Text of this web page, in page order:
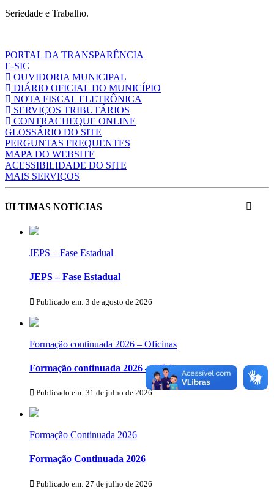
Seriedade e Trabalho.
PORTAL DA TRANSPARÊNCIA
E-SIC
OUVIDORIA MUNICIPAL
DIÁRIO OFICIAL DO MUNICÍPIO
NOTA FISCAL ELETRÔNICA
SERVIÇOS TRIBUTÁRIOS
CONTRACHEQUE ONLINE
GLOSSÁRIO DO SITE
PERGUNTAS FREQUENTES
MAPA DO WEBSITE
ACESSIBILIDADE DO SITE
MAIS SERVIÇOS
ÚLTIMAS NOTÍCIAS
JEPS – Fase Estadual
JEPS – Fase Estadual
Publicado em: 3 de agosto de 2026
Formação continuada 2026 – Oficinas
Formação continuada 2026 – Oficinas
Publicado em: 31 de julho de 2026
Formação Continuada 2026
Formação Continuada 2026
Publicado em: 27 de julho de 2026